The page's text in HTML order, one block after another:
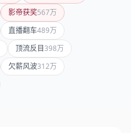
影帝获奖567万
直播翻车489万
顶流反目398万
欠薪风波312万